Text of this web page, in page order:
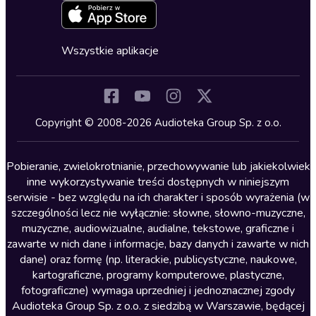
Kryminały
Lektury szkolne
Literatura anglojęzyczna
Literatura faktu
Literatura obyczajowa
Literatura piękna obca
Literatura piękna polska
Nagrania relaksacyjne
Nauka języków
Zapowiedzi
Cykle audiobooków
Wszystkie aplikacje
Copyright © 2008-2026 Audioteka Group Sp. z o.o.
Pobieranie, zwielokrotnianie, przechowywanie lub jakiekolwiek
inne wykorzystywanie treści dostępnych w niniejszym
serwisie - bez względu na ich charakter i sposób wyrażenia (w
szczególności lecz nie wyłącznie: słowne, słowno-muzyczne,
muzyczne, audiowizualne, audialne, tekstowe, graficzne i
zawarte w nich dane i informacje, bazy danych i zawarte w nich
dane) oraz formę (np. literackie, publicystyczne, naukowe,
kartograficzne, programy komputerowe, plastyczne,
fotograficzne) wymaga uprzedniej i jednoznacznej zgody
Audioteka Group Sp. z o.o. z siedzibą w Warszawie, będącej